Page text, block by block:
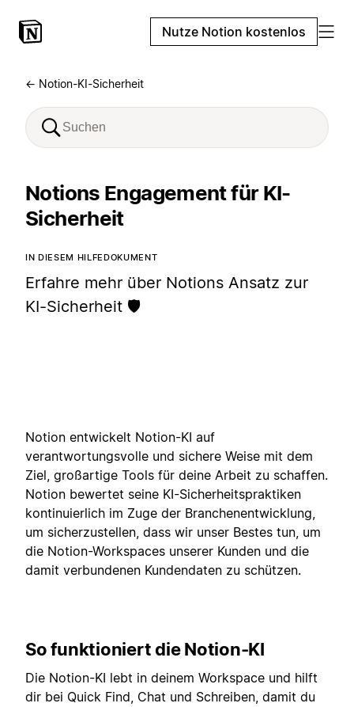
Nutze Notion kostenlos
← Notion-KI-Sicherheit
Notions Engagement für KI-
Sicherheit
IN DIESEM HILFEDOKUMENT
Erfahre mehr über Notions Ansatz zur
KI-Sicherheit 🛡️
Notion entwickelt Notion-KI auf
verantwortungsvolle und sichere Weise mit dem
Ziel, großartige Tools für deine Arbeit zu schaffen.
Notion bewertet seine KI-Sicherheitspraktiken
kontinuierlich im Zuge der Branchenentwicklung,
um sicherzustellen, dass wir unser Bestes tun, um
die Notion-Workspaces unserer Kunden und die
damit verbundenen Kundendaten zu schützen.
So funktioniert die Notion-KI
Die Notion-KI lebt in deinem Workspace und hilft
dir bei Quick Find, Chat und Schreiben, damit du